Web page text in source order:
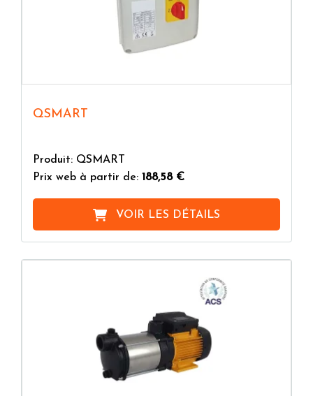
QSMART
Produit: QSMART
Prix web à partir de: 188,58 €
VOIR LES DÉTAILS